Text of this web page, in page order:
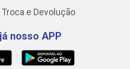
e Devolução
nosso APP